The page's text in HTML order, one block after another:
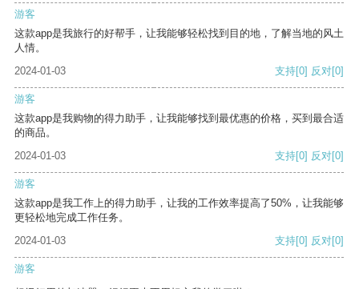
游客
这款app是我旅行的好帮手，让我能够轻松找到目的地，了解当地的风土
人情。
2024-01-03
支持[0] 反对[0]
游客
这款app是我购物的得力助手，让我能够找到最优惠的价格，买到最合适
的商品。
2024-01-03
支持[0] 反对[0]
游客
这款app是我工作上的得力助手，让我的工作效率提高了50%，让我能够
更轻松地完成工作任务。
2024-01-03
支持[0] 反对[0]
游客